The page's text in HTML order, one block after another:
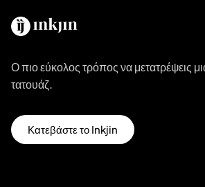
Ο πιο εύκολος τρόπος να μετατρέψεις
τατουάζ.
Κατεβάστε το Inkjin